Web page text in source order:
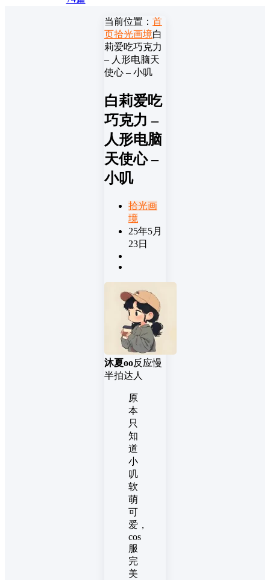
当前位置： 首
页拾光画境白
莉爱吃巧克力
– 人形电脑天
使心 – 小叽
白莉爱吃
巧克力 –
人形电脑
天使心 –
小叽
拾光画
境
25年5月
23日
沐夏oo反应慢
半拍达人
原
本
只
知
道
小
叽
软
萌
可
爱，
cos
服
完
美